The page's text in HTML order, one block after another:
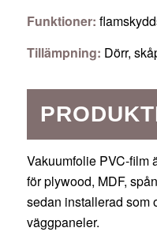
Funktioner:
Tillämpning: Dörr,
Vakuumfolie PVC-film
för plywood, MDF,
sedan installerad som
väggpaneler.